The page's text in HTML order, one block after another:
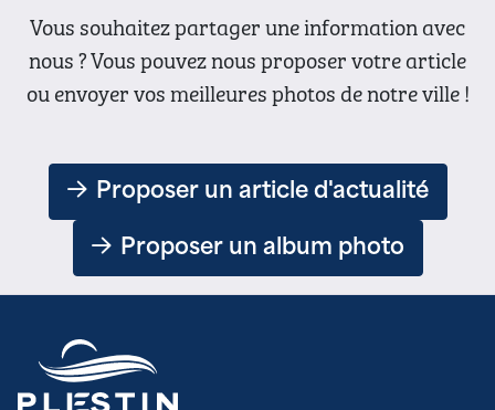
Vous souhaitez partager une information avec
nous ? Vous pouvez nous proposer votre article
ou envoyer vos meilleures photos de notre ville !
Proposer un article d'actualité
Proposer un album photo